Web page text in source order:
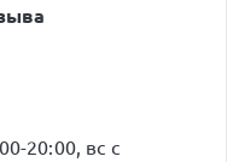
20:00, вс с